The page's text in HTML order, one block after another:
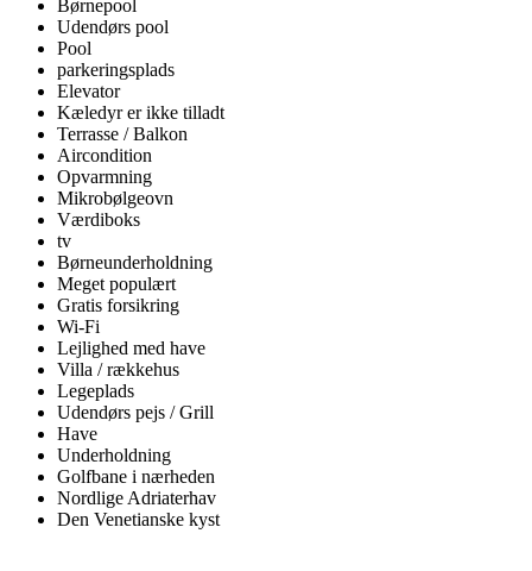
Børnepool
Udendørs pool
Pool
parkeringsplads
Elevator
Kæledyr er ikke tilladt
Terrasse / Balkon
Aircondition
Opvarmning
Mikrobølgeovn
Værdiboks
tv
Børneunderholdning
Meget populært
Gratis forsikring
Wi-Fi
Lejlighed med have
Villa / rækkehus
Legeplads
Udendørs pejs / Grill
Have
Underholdning
Golfbane i nærheden
Nordlige Adriaterhav
Den Venetianske kyst